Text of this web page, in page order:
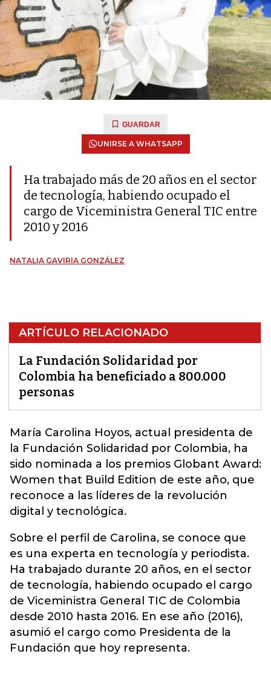
GUARDAR
UNIRSE A WHATSAPP
Ha trabajado más de 20 años en el sector
de tecnología, habiendo ocupado el
cargo de Viceministra General TIC entre
2010 y 2016
NATALIA GAVIRIA GONZÁLEZ
ARTÍCULO RELACIONADO
La Fundación Solidaridad por
Colombia ha beneficiado a 800.000
personas
María Carolina Hoyos, actual presidenta de
la Fundación Solidaridad por Colombia, ha
sido nominada a los premios Globant Award:
Women that Build Edition de este año, que
reconoce a las líderes de la revolución
digital y tecnológica.
Sobre el perfil de Carolina, se conoce que
es una experta en tecnología y periodista.
Ha trabajado durante 20 años, en el sector
de tecnología, habiendo ocupado el cargo
de Viceministra General TIC de Colombia
desde 2010 hasta 2016. En ese año (2016),
asumió el cargo como Presidenta de la
Fundación que hoy representa.